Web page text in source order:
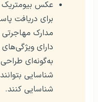
عکس
برای دریافت
مدارک
دارای
به‌گونه‌ای
شناسایی
شناسایی کنند.